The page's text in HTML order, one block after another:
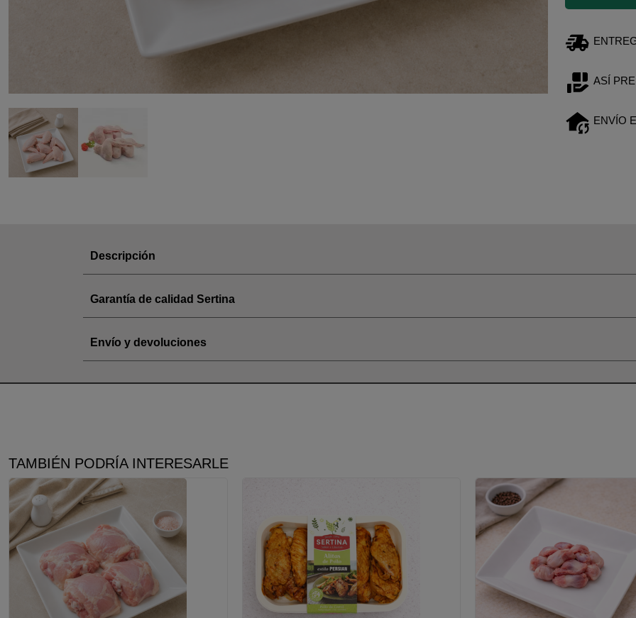
ASÍ
ENVÍO
Descripción
Garantía de calidad Sertina
Envío y devoluciones
TAMBIÉN PODRÍA INTERESARLE